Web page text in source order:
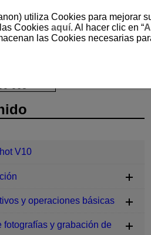
V10
y operaciones básicas
fotografías y grabación de
utiliza Cookies para mejorar
Cookies aquí. Al hacer clic en “
las Cookies necesarias